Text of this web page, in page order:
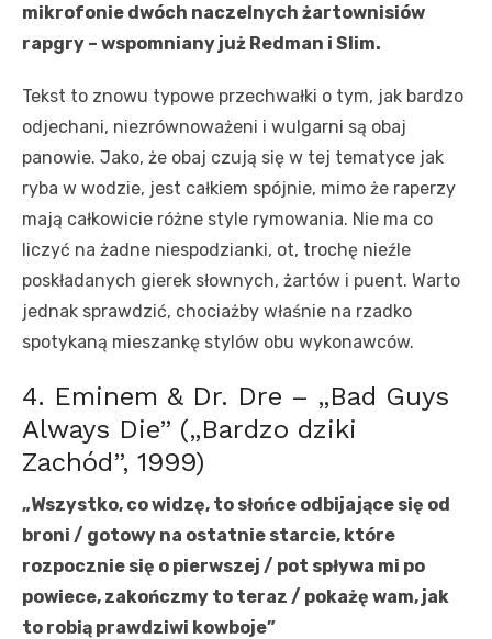
mikrofonie dwóch naczelnych żartownisiów
rapgry – wspomniany już Redman i Slim.
Tekst to znowu typowe przechwałki o tym, jak bardzo
odjechani, niezrównoważeni i wulgarni są obaj
panowie. Jako, że obaj czują się w tej tematyce jak
ryba w wodzie, jest całkiem spójnie, mimo że raperzy
mają całkowicie różne style rymowania. Nie ma co
liczyć na żadne niespodzianki, ot, trochę nieźle
poskładanych gierek słownych, żartów i puent. Warto
jednak sprawdzić, chociażby właśnie na rzadko
spotykaną mieszankę stylów obu wykonawców.
4. Eminem & Dr. Dre – „Bad Guys
Always Die” („Bardzo dziki
Zachód”, 1999)
„Wszystko, co widzę, to słońce odbijające się od
broni / gotowy na ostatnie starcie, które
rozpocznie się o pierwszej / pot spływa mi po
powiece, zakończmy to teraz / pokażę wam, jak
to robią prawdziwi kowboje”